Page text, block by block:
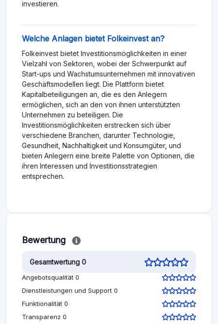
investieren.
Welche Anlagen bietet Folkeinvest an?
Folkeinvest bietet Investitionsmöglichkeiten in einer
Vielzahl von Sektoren, wobei der Schwerpunkt auf
Start-ups und Wachstumsunternehmen mit innovativen
Geschäftsmodellen liegt. Die Plattform bietet
Kapitalbeteiligungen an, die es den Anlegern
ermöglichen, sich an den von ihnen unterstützten
Unternehmen zu beteiligen. Die
Investitionsmöglichkeiten erstrecken sich über
verschiedene Branchen, darunter Technologie,
Gesundheit, Nachhaltigkeit und Konsumgüter, und
bieten Anlegern eine breite Palette von Optionen, die
ihren Interessen und Investitionsstrategien
entsprechen.
Bewertung
Gesamtwertung 0
Angebotsqualität 0
Dienstleistungen und Support 0
Funktionalität 0
Transparenz 0